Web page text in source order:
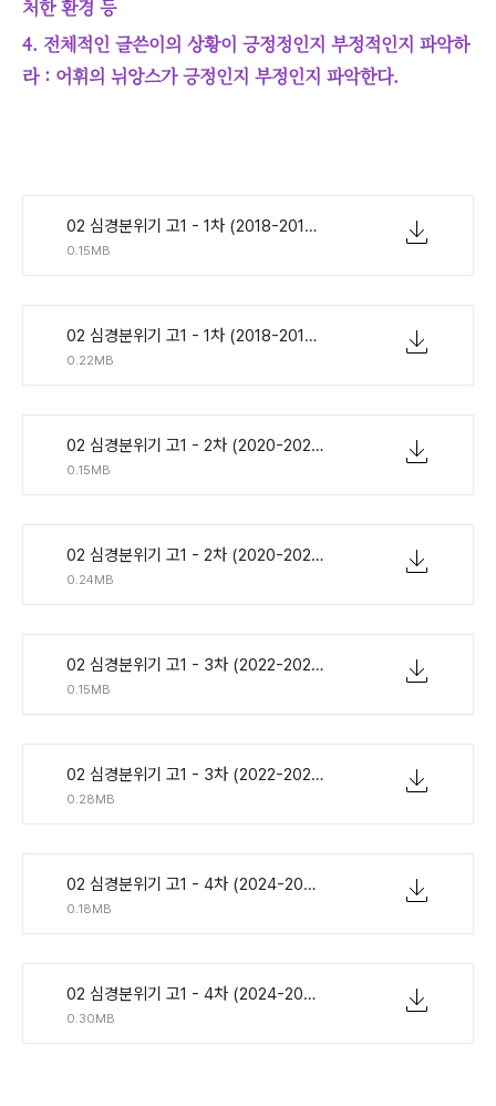
처한 환경 등
4. 전체적인 글쓴이의 상황이 긍정정인지 부정적인지 파악하
라 : 어휘의 뉘앙스가 긍정인지 부정인지 파악한다.
02 심경분위기 고1 - 1차 (2018-2019) 8제.pdf
0.15MB
02 심경분위기 고1 - 1차 (2018-2019) 한줄해석 8제.pdf
0.22MB
02 심경분위기 고1 - 2차 (2020-2021) 8제.pdf
0.15MB
02 심경분위기 고1 - 2차 (2020-2021) 한줄해석 8제.pdf
0.24MB
02 심경분위기 고1 - 3차 (2022-2023) 8제.pdf
0.15MB
02 심경분위기 고1 - 3차 (2022-2023) 한줄해석 8제.pdf
0.28MB
02 심경분위기 고1 - 4차 (2024-2025) 8제.pdf
0.18MB
02 심경분위기 고1 - 4차 (2024-2025) 한줄해석 8제.pdf
0.30MB